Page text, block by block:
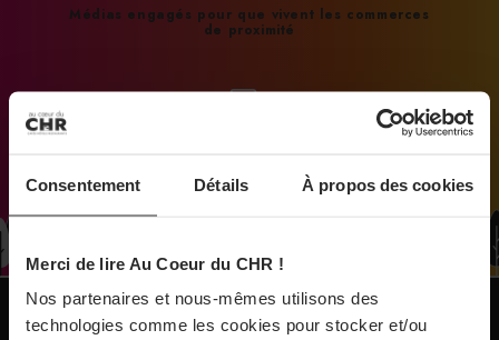
Consentement Détails À propos des cookies
Merci de lire Au Coeur du CHR !
Nos partenaires et nous-mêmes utilisons des
technologies comme les cookies pour stocker et/ou
31/07/2026
La Liste : La Réserve Paris de nouveau meilleur
À Paris, le Doobie’s renaît sous la forme d’une
maison de collectionneur
Vins fins : la Chine affiche ses ambitions
Médias engagés pour que vivent les commerces
de proximité
NOS PUBLICATIONS